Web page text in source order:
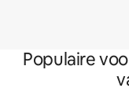
Populaire